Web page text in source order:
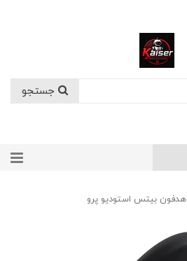
هدفون بیتس استودیو پرو